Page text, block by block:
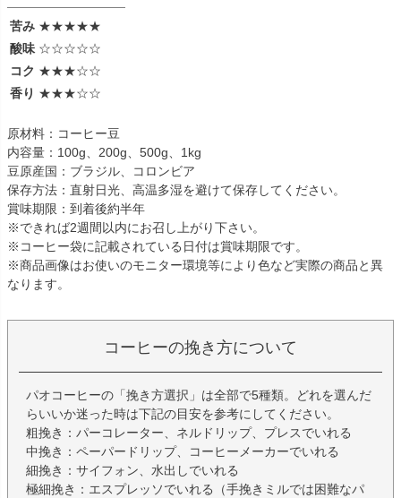
苦み ★★★★★
酸味 ☆☆☆☆☆
コク ★★★☆☆
香り ★★★☆☆
原材料：コーヒー豆
内容量：100g、200g、500g、1kg
豆原産国：ブラジル、コロンビア
保存方法：直射日光、高温多湿を避けて保存してください。
賞味期限：到着後約半年
※できれば2週間以内にお召し上がり下さい。
※コーヒー袋に記載されている日付は賞味期限です。
※商品画像はお使いのモニター環境等により色など実際の商品と異
なります。
コーヒーの挽き方について
パオコーヒーの「挽き方選択」は全部で5種類。どれを選んだ
らいいか迷った時は下記の目安を参考にしてください。
粗挽き：パーコレーター、ネルドリップ、プレスでいれる
中挽き：ペーパードリップ、コーヒーメーカーでいれる
細挽き：サイフォン、水出しでいれる
極細挽き：エスプレッソでいれる（手挽きミルでは困難なパ